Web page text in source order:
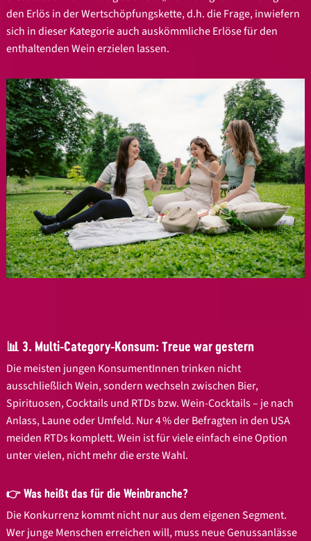
den Erlös in der Wertschöpfungskette, d.h. die Frage, inwiefern
sich in dieser Kategorie auch auskömmliche Erlöse für den
enthaltenden Wein erzielen lassen.
📊 3. Multi-Category-Konsum: Treue war gestern
Die meisten jungen KonsumentInnen trinken nicht
ausschließlich Wein, sondern wechseln zwischen Bier,
Spirituosen, Cocktails und RTDs bzw. Wein-Cocktails – je nach
Anlass, Laune oder Umfeld. Nur 4 % der Befragten in den USA
meiden RTDs komplett. Wein ist für viele einfach eine Option
unter vielen, nicht mehr die erste Wahl.
👉 Was heißt das für die Weinbranche?
Die Konkurrenz kommt nicht nur aus dem eigenen Segment.
Wer junge Menschen erreichen will, muss neue Genussanlässe